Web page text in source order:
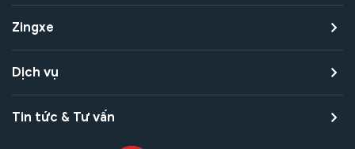
Zingxe
Dịch vụ
Tin tức & Tư vấn